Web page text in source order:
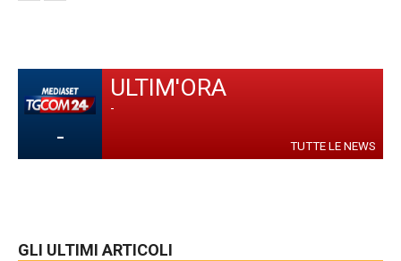
-
ULTIM'ORA
-
TUTTE LE NEWS
GLI ULTIMI ARTICOLI